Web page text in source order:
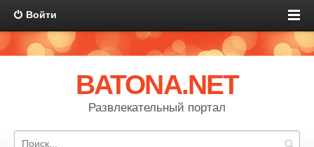
Войти
BATONA.NET
Развлекательный портал